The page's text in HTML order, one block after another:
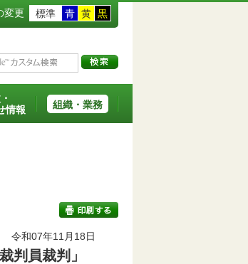
変更 標準 青 黄 黒
情報
組織・業務
令和07年11月18日
判員裁判」